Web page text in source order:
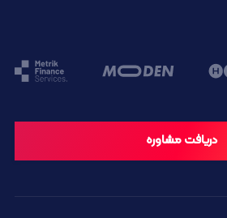
دریافت مشاوره